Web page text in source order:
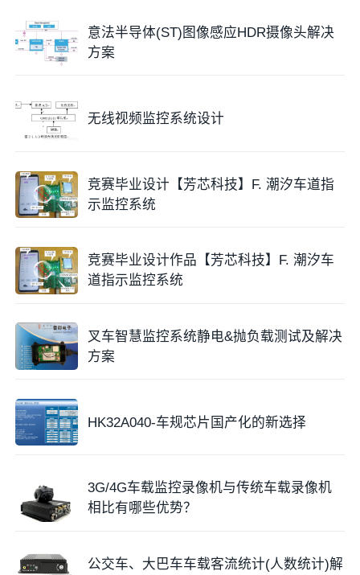
意法半导体(ST)图像感应HDR摄像头解决
方案
无线视频监控系统设计
竞赛毕业设计【芳芯科技】F. 潮汐车道指
示监控系统
竞赛毕业设计作品【芳芯科技】F. 潮汐车
道指示监控系统
叉车智慧监控系统静电&抛负载测试及解决
方案
HK32A040-车规芯片国产化的新选择
3G/4G车载监控录像机与传统车载录像机
相比有哪些优势？
公交车、大巴车车载客流统计(人数统计)解